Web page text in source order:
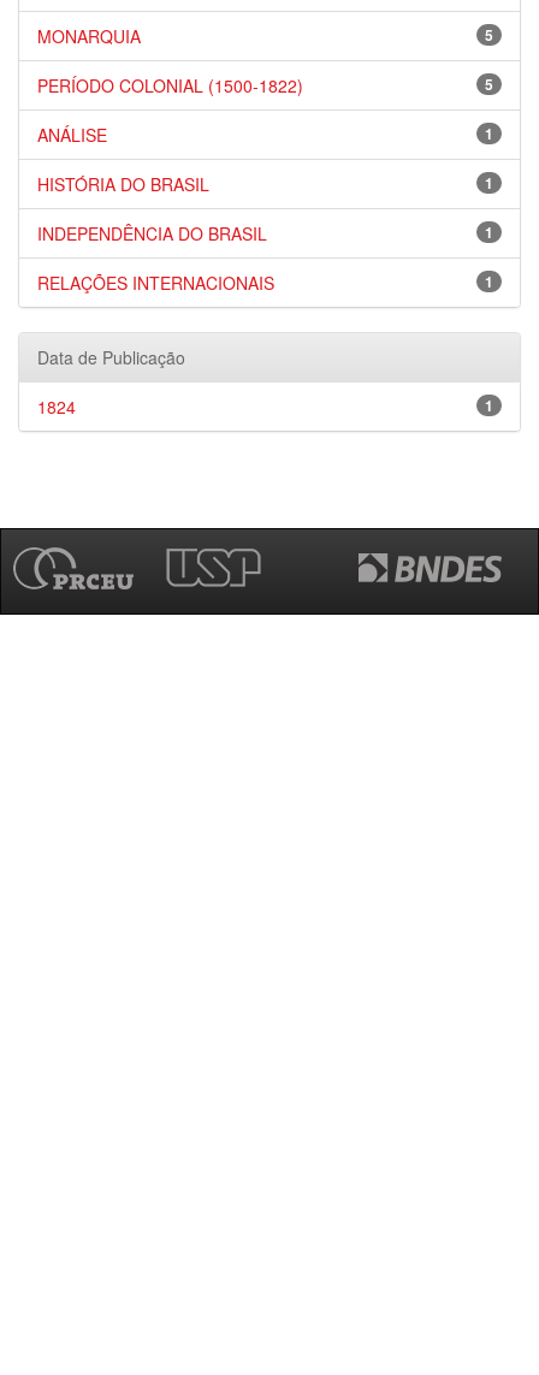
5
MONARQUIA
5
PERÍODO COLONIAL (1500-1822)
1
ANÁLISE
1
HISTÓRIA DO BRASIL
1
INDEPENDÊNCIA DO BRASIL
1
RELAÇÕES INTERNACIONAIS
Data de Publicação
1
1824